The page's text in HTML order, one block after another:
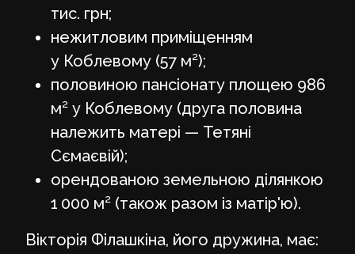
тис. грн;
нежитловим приміщенням
у Коблевому (57 м²);
половиною пансіонату площею 986
м² у Коблевому (друга половина
належить матері — Тетяні
Сємаєвій);
орендованою земельною ділянкою
1 000 м² (також разом із матір'ю).
Вікторія Філашкіна, його дружина, має: